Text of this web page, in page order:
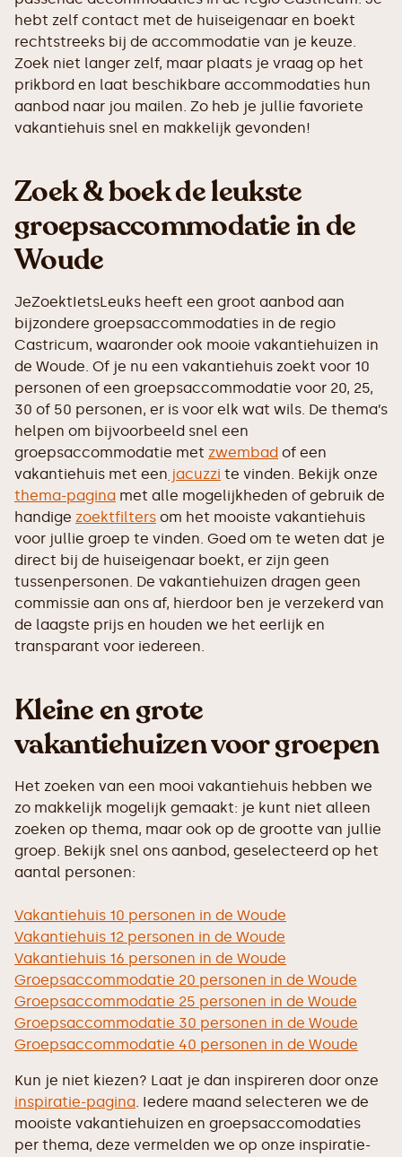
hebt zelf contact met de huiseigenaar en boekt
rechtstreeks bij de accommodatie van je keuze.
Zoek niet langer zelf, maar plaats je vraag op het
prikbord en laat beschikbare accommodaties hun
aanbod naar jou mailen. Zo heb je jullie favoriete
vakantiehuis snel en makkelijk gevonden!
Zoek & boek de leukste
groepsaccommodatie in de
Woude
JeZoektIetsLeuks heeft een groot aanbod aan
bijzondere groepsaccommodaties in de regio
Castricum, waaronder ook mooie vakantiehuizen in
de Woude. Of je nu een vakantiehuis zoekt voor 10
personen of een groepsaccommodatie voor 20, 25,
30 of 50 personen, er is voor elk wat wils. De thema’s
helpen om bijvoorbeeld snel een
groepsaccommodatie met zwembad of een
vakantiehuis met een jacuzzi te vinden. Bekijk onze
thema-pagina met alle mogelijkheden of gebruik de
handige zoektfilters om het mooiste vakantiehuis
voor jullie groep te vinden. Goed om te weten dat je
direct bij de huiseigenaar boekt, er zijn geen
tussenpersonen. De vakantiehuizen dragen geen
commissie aan ons af, hierdoor ben je verzekerd van
de laagste prijs en houden we het eerlijk en
transparant voor iedereen.
Kleine en grote
vakantiehuizen voor groepen
Het zoeken van een mooi vakantiehuis hebben we
zo makkelijk mogelijk gemaakt: je kunt niet alleen
zoeken op thema, maar ook op de grootte van jullie
groep. Bekijk snel ons aanbod, geselecteerd op het
aantal personen:
Vakantiehuis 10 personen in de Woude
Vakantiehuis 12 personen in de Woude
Vakantiehuis 16 personen in de Woude
Groepsaccommodatie 20 personen in de Woude
Groepsaccommodatie 25 personen in de Woude
Groepsaccommodatie 30 personen in de Woude
Groepsaccommodatie 40 personen in de Woude
Kun je niet kiezen? Laat je dan inspireren door onze
inspiratie-pagina. Iedere maand selecteren we de
mooiste vakantiehuizen en groepsaccomodaties
per thema, deze vermelden we op onze inspiratie-